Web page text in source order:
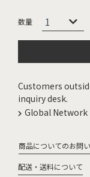
Customers
inquiry desk.
Global Network
商品についてのお問
配送・送料について